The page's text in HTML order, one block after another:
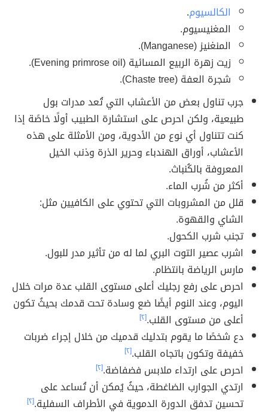
الكالسيوم.
المغنيسيوم.
المنغنيز (Manganese).
زيت زهرة الربيع المسائية (Evening primrose oil).
شجرة العفة (Chaste tree).
جرب تناول بعض من الأعشاب التي تُعد مدرات بول
طبيعية، ولكن احرص على استشارة الطبيب أولًا خاصًة إذا
كنت تتناول أي نوع من الأدوية، ومن الأمثلة على هذه
الأعشاب، أوراق الهندباء وحرير الذرة وذنب الخيل
المعروفة بالكُنباث.
أكثر من شُرب الماء.
قلل من المشروبات التي تحتوي على الكافيين مثل:
الشاي والقهوة.
تجنب شرب الكحول.
اشرب عصير التوت البري لما له من تأثير مدر للبول.
مارس الرياضة بانتظام.
احرص على رفع رجليك أعلى مستوى القلب عدة مرات خلال
اليوم، وعند النوم أيضًا ضع وسادة تحت قدمك بحيثُ تكون
أعلى من مستوى القلب.[٢]
دع شخصًا ما يقوم بتدليك قدميك من خلال إجراء ضربات
خفيفة وتكون باتجاه القلب.[٢]
احرص على ارتداء ملابس فضفاضة.[٢]
ارتدي الجوارب الضاغطة، حيثُ يُمكن أن تُساعد على
تحسين تدفق الدورة الدموية في الأطراف السفلية.[٢]